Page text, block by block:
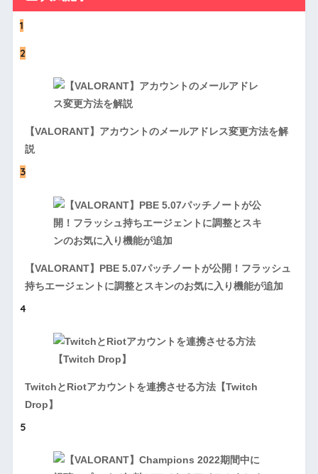
1
2
【VALORANT】アカウントのメールアドレス変更方法を解
説
3
【VALORANT】PBE 5.07パッチノートが公開！フラッシュ
持ちエージェントに調整とスキンのお気に入り機能が追加
4
TwitchとRiotアカウントを連携させる方法【Twitch
Drop】
5